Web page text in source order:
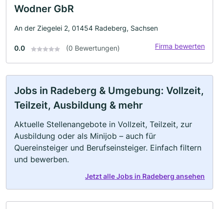
Wodner GbR
An der Ziegelei 2, 01454 Radeberg, Sachsen
0.0 (0 Bewertungen) Firma bewerten
Jobs in Radeberg & Umgebung: Vollzeit,
Teilzeit, Ausbildung & mehr
Aktuelle Stellenangebote in Vollzeit, Teilzeit, zur
Ausbildung oder als Minijob – auch für
Quereinsteiger und Berufseinsteiger. Einfach filtern
und bewerben.
Jetzt alle Jobs in Radeberg ansehen